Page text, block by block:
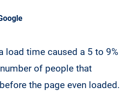
load time caused a 5 to 9%
of people that
the page even loaded.